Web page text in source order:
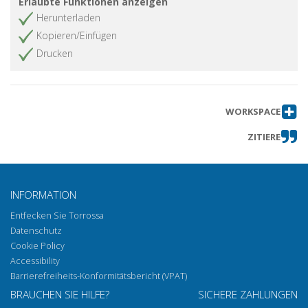
Herunterladen
Kopieren/Einfügen
Drucken
WORKSPACE
ZITIERE
INFORMATION
Entfecken Sie Torrossa
Datenschutz
Cookie Policy
Accessibility
Barrierefreiheits-Konformitätsbericht (VPAT)
BRAUCHEN SIE HILFE? SICHERE ZAHLUNGEN